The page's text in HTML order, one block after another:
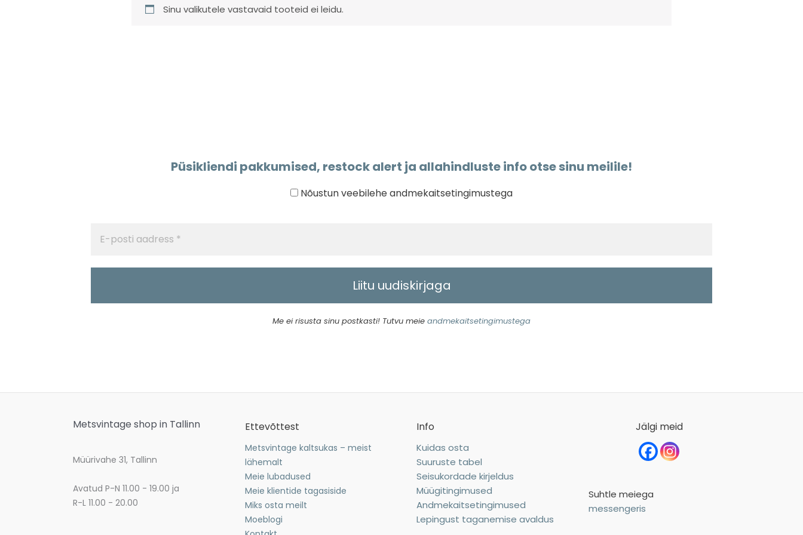
Sinu valikutele vastavaid tooteid ei leidu.
Püsikliendi pakkumised, restock alert ja allahindluste info otse sinu meilile!
Nõustun veebilehe andmekaitsetingimustega
Me ei risusta sinu postkasti! Tutvu meie andmekaitsetingimustega
Metsvintage shop in Tallinn
Müürivahe 31, Tallinn
Avatud P-N 11.00 - 19.00 ja
R-L 11.00 - 20.00
Ettevõttest
Metsvintage kaltsukas – meist
lähemalt
Meie lubadused
Meie klientide tagasiside
Miks osta meilt
Moeblogi
Info
Kuidas osta
Suuruste tabel
Seisukordade kirjeldus
Müügitingimused
Andmekaitsetingimused
Lepingust taganemise avaldus
Jälgi meid
Suhtle meiega
messengeris